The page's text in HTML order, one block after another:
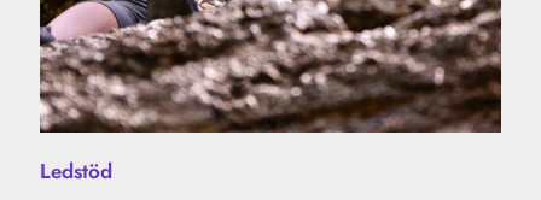
Ledstöd